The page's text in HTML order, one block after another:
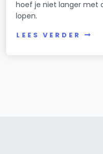
hoef je niet langer met
lopen.
LEES VERDER